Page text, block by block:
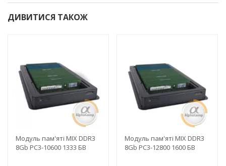
ДИВИТИСЯ ТАКОЖ
Модуль пам'яті MIX DDR3
8Gb PC3-10600 1333 БВ
Модуль пам'яті MIX DDR3
8Gb PC3-12800 1600 БВ